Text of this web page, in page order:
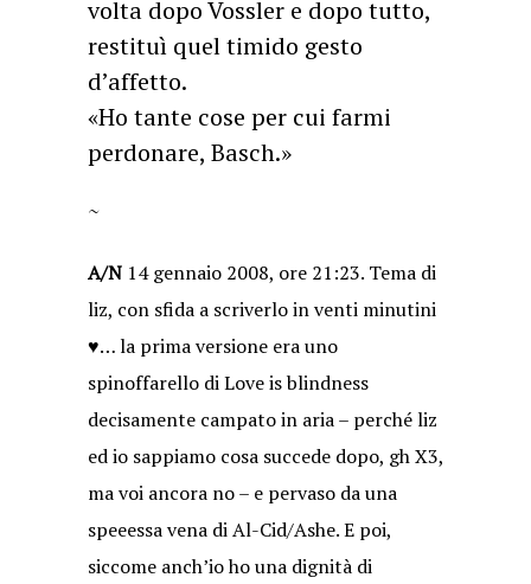
volta dopo Vossler e dopo tutto,
restituì quel timido gesto
d’affetto.
«Ho tante cose per cui farmi
perdonare, Basch.»
~
A/N 14 gennaio 2008, ore 21:23. Tema di
liz, con sfida a scriverlo in venti minutini
♥… la prima versione era uno
spinoffarello di Love is blindness
decisamente campato in aria – perché liz
ed io sappiamo cosa succede dopo, gh X3,
ma voi ancora no – e pervaso da una
speeessa vena di Al-Cid/Ashe. E poi,
siccome anch’io ho una dignità di